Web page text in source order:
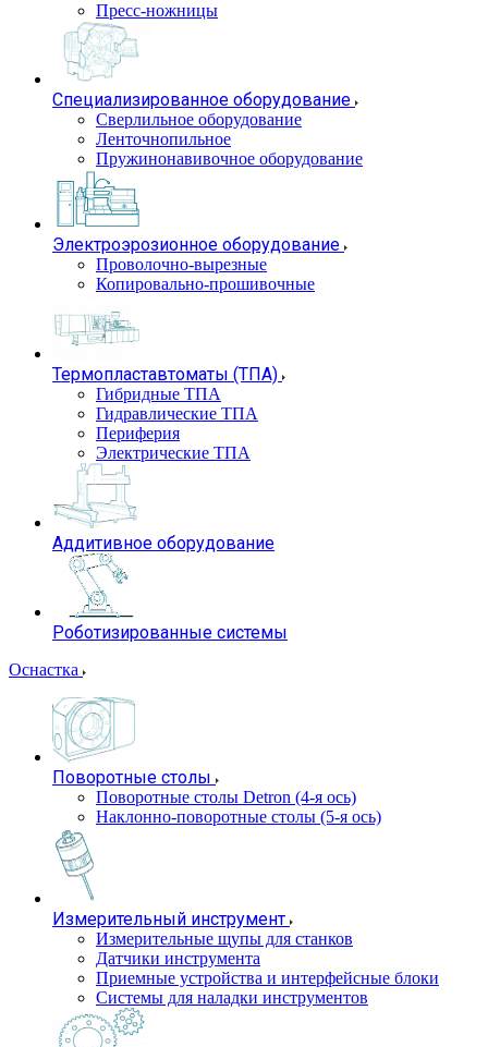
Пресс-ножницы
Специализированное оборудование
Сверлильное оборудование
Ленточнопильное
Пружинонавивочное оборудование
Электроэрозионное оборудование
Проволочно-вырезные
Копировально-прошивочные
Термопластавтоматы (ТПА)
Гибридные ТПА
Гидравлические ТПА
Периферия
Электрические ТПА
Аддитивное оборудование
Роботизированные системы
Оснастка
Поворотные столы
Поворотные столы Detron (4-я ось)
Наклонно-поворотные столы (5-я ось)
Измерительный инструмент
Измерительные щупы для станков
Датчики инструмента
Приемные устройства и интерфейсные блоки
Системы для наладки инструментов